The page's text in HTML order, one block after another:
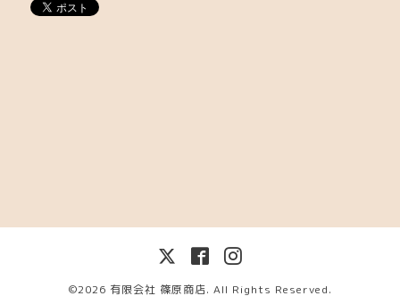
©2026 有限会社 篠原商店. All Rights Reserved.